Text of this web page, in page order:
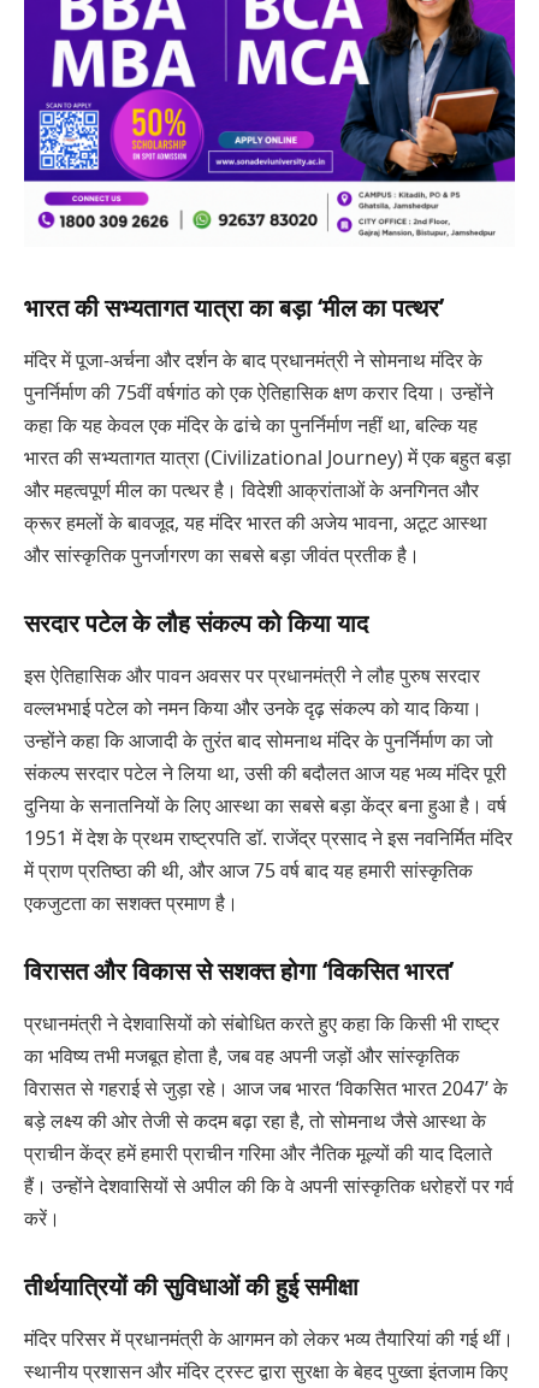
भारत की सभ्यतागत यात्रा का बड़ा ‘मील का पत्थर’
मंदिर में पूजा-अर्चना और दर्शन के बाद प्रधानमंत्री ने सोमनाथ मंदिर के
पुनर्निर्माण की 75वीं वर्षगांठ को एक ऐतिहासिक क्षण करार दिया। उन्होंने
कहा कि यह केवल एक मंदिर के ढांचे का पुनर्निर्माण नहीं था, बल्कि यह
भारत की सभ्यतागत यात्रा (Civilizational Journey) में एक बहुत बड़ा
और महत्वपूर्ण मील का पत्थर है। विदेशी आक्रांताओं के अनगिनत और
क्रूर हमलों के बावजूद, यह मंदिर भारत की अजेय भावना, अटूट आस्था
और सांस्कृतिक पुनर्जागरण का सबसे बड़ा जीवंत प्रतीक है।
सरदार पटेल के लौह संकल्प को किया याद
इस ऐतिहासिक और पावन अवसर पर प्रधानमंत्री ने लौह पुरुष सरदार
वल्लभभाई पटेल को नमन किया और उनके दृढ़ संकल्प को याद किया।
उन्होंने कहा कि आजादी के तुरंत बाद सोमनाथ मंदिर के पुनर्निर्माण का जो
संकल्प सरदार पटेल ने लिया था, उसी की बदौलत आज यह भव्य मंदिर पूरी
दुनिया के सनातनियों के लिए आस्था का सबसे बड़ा केंद्र बना हुआ है। वर्ष
1951 में देश के प्रथम राष्ट्रपति डॉ. राजेंद्र प्रसाद ने इस नवनिर्मित मंदिर
में प्राण प्रतिष्ठा की थी, और आज 75 वर्ष बाद यह हमारी सांस्कृतिक
एकजुटता का सशक्त प्रमाण है।
विरासत और विकास से सशक्त होगा ‘विकसित भारत’
प्रधानमंत्री ने देशवासियों को संबोधित करते हुए कहा कि किसी भी राष्ट्र
का भविष्य तभी मजबूत होता है, जब वह अपनी जड़ों और सांस्कृतिक
विरासत से गहराई से जुड़ा रहे। आज जब भारत ‘विकसित भारत 2047’ के
बड़े लक्ष्य की ओर तेजी से कदम बढ़ा रहा है, तो सोमनाथ जैसे आस्था के
प्राचीन केंद्र हमें हमारी प्राचीन गरिमा और नैतिक मूल्यों की याद दिलाते
हैं। उन्होंने देशवासियों से अपील की कि वे अपनी सांस्कृतिक धरोहरों पर गर्व
करें।
तीर्थयात्रियों की सुविधाओं की हुई समीक्षा
मंदिर परिसर में प्रधानमंत्री के आगमन को लेकर भव्य तैयारियां की गई थीं।
स्थानीय प्रशासन और मंदिर ट्रस्ट द्वारा सुरक्षा के बेहद पुख्ता इंतजाम किए